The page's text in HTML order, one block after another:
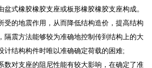
盆式橡胶橡胶支座或板形橡胶橡胶支座构成。
受的地震作用，从而降低结构造价，提高结构
隔震方法能够较为准确地控制传到结构上的大
计结构构件时唯以准确确定荷载的困难;
数对支座的阻尼性能有较大影响，在确定了准